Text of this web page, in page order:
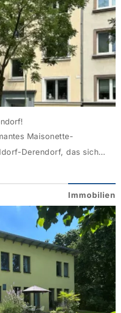
frei von Mietverhältnissen
Jahres vollständig
Dies eröffnet
Maisonette-
Derendorf, das sich
aus dem Baujahr
mit ca. 125 m²
besonderes Wohnerlebnis
Personen. Mit drei
ein Wohnraum
Sichtbalken und
Immobilien